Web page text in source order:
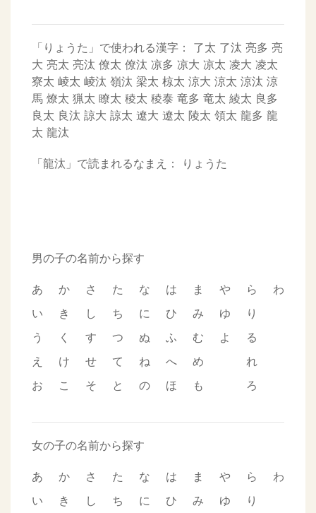
「りょうた」で使われる漢字： 了太 了汰 亮多 亮
大 亮太 亮汰 僚太 僚汰 凉多 凉大 凉太 凌大 凌太
寮太 崚太 崚汰 嶺汰 梁太 椋太 涼大 涼太 涼汰 涼
馬 燎太 猟太 瞭太 稜太 稜泰 竜多 竜太 綾太 良多
良太 良汰 諒大 諒太 遼大 遼太 陵太 領太 龍多 龍
太 龍汰
「龍汰」で読まれるなまえ： りょうた
男の子の名前から探す
あ
い
う
え
お
か
き
く
け
こ
さ
し
す
せ
そ
た
ち
つ
て
と
な
に
ぬ
ね
の
は
ひ
ふ
へ
ほ
ま
み
む
め
も
や
ゆ
よ
ら
り
る
れ
ろ
わ
女の子の名前から探す
あ
い
か
き
さ
し
た
ち
な
に
は
ひ
ま
み
や
ゆ
ら
り
わ